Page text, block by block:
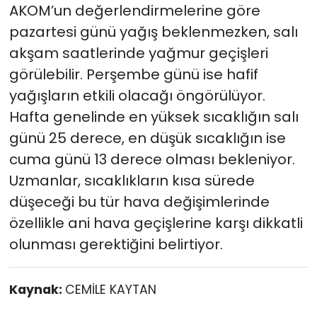
AKOM’un değerlendirmelerine göre
pazartesi günü yağış beklenmezken, salı
akşam saatlerinde yağmur geçişleri
görülebilir. Perşembe günü ise hafif
yağışların etkili olacağı öngörülüyor.
Hafta genelinde en yüksek sıcaklığın salı
günü 25 derece, en düşük sıcaklığın ise
cuma günü 13 derece olması bekleniyor.
Uzmanlar, sıcaklıkların kısa sürede
düşeceği bu tür hava değişimlerinde
özellikle ani hava geçişlerine karşı dikkatli
olunması gerektiğini belirtiyor.
Kaynak: CEMİLE KAYTAN